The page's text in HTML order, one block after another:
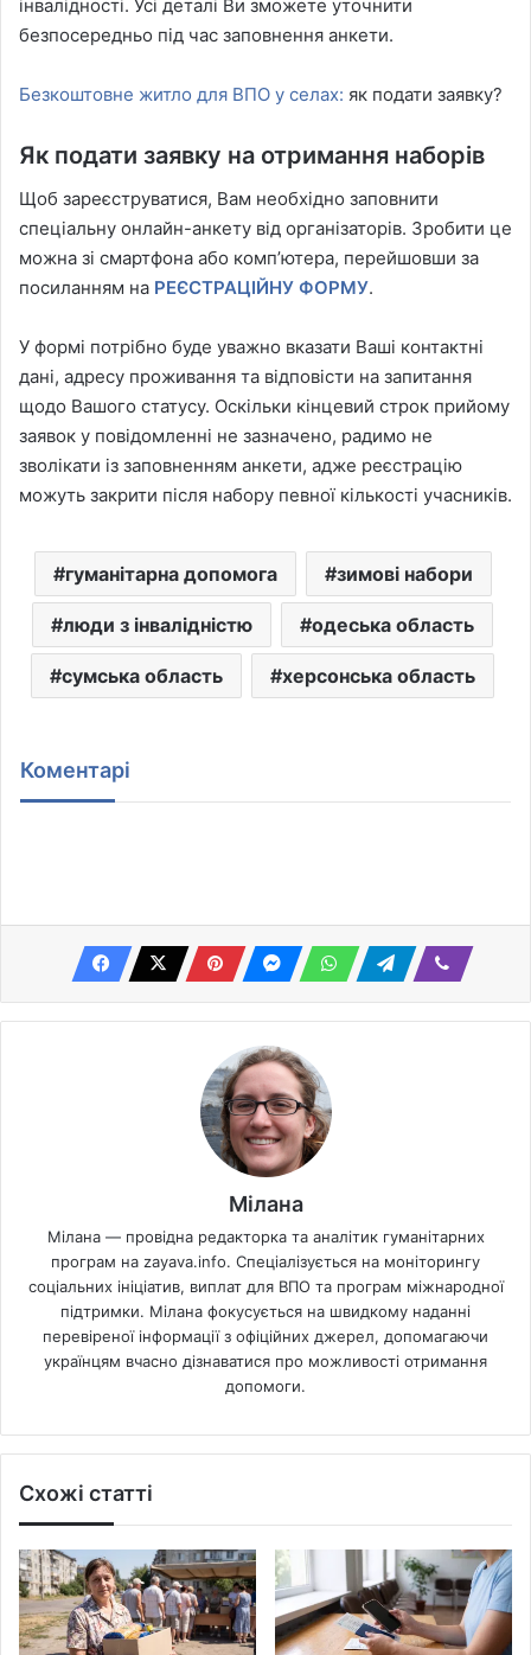
інвалідності. Усі деталі Ви зможете уточнити
безпосередньо під час заповнення анкети.
Безкоштовне житло для ВПО у селах: як подати заявку?
Як подати заявку на отримання наборів
Щоб зареєструватися, Вам необхідно заповнити
спеціальну онлайн-анкету від організаторів. Зробити це
можна зі смартфона або комп’ютера, перейшовши за
посиланням на РЕЄСТРАЦІЙНУ ФОРМУ.
У формі потрібно буде уважно вказати Ваші контактні
дані, адресу проживання та відповісти на запитання
щодо Вашого статусу. Оскільки кінцевий строк прийому
заявок у повідомленні не зазначено, радимо не
зволікати із заповненням анкети, адже реєстрацію
можуть закрити після набору певної кількості учасників.
гуманітарна допомога зимові набори
люди з інвалідністю одеська область
сумська область херсонська область
Коментарі
Мілана
Мілана — провідна редакторка та аналітик гуманітарних
програм на zayava.info. Спеціалізується на моніторингу
соціальних ініціатив, виплат для ВПО та програм міжнародної
підтримки. Мілана фокусується на швидкому наданні
перевіреної інформації з офіційних джерел, допомагаючи
українцям вчасно дізнаватися про можливості отримання
допомоги.
Схожі статті